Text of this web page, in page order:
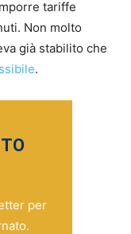
tariffe
Non molto
già stabilito che
.
per